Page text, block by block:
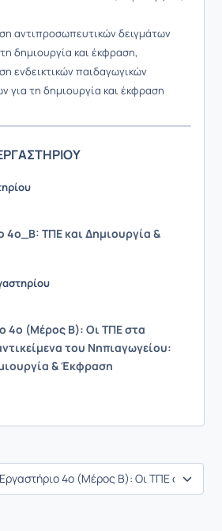
αντιπροσωπευτικών δειγμάτων
δημιουργία και έκφραση,
ενδεικτικών παιδαγωγικών
για τη δημιουργία και έκφραση
4ο_Β: ΤΠΕ και Δημιουργία &
4ο (Μέρος Β): Οι ΤΠΕ στα
του Νηπιαγωγείου:
& Έκφραση